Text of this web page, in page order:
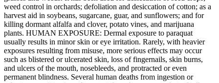
weed control in orchards; defoliation and desiccation of cotton; as a
harvest aid in soybeans, sugarcane, guar, and sunflowers; and for
killing dormant alfalfa and clover, potato vines, and marijuana
plants. HUMAN EXPOSURE: Dermal exposure to paraquat
usually results in minor skin or eye irritation. Rarely, with heavier
exposures resulting from misuse, more serious effects may occur
such as blistered or ulcerated skin, loss of fingernails, skin burns,
and ulcers of the mouth, nosebleeds, and protracted or even
permanent blindness. Several human deaths from ingestion or